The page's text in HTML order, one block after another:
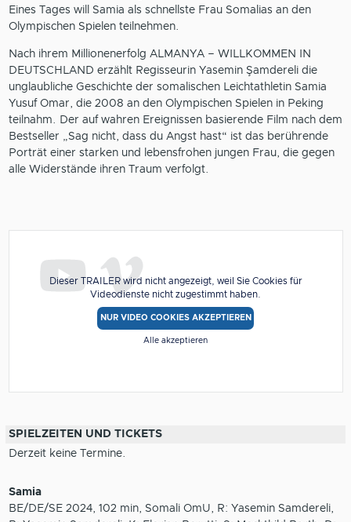
Dieser TRAILER wird nicht angezeigt, weil Sie Cookies für
Videodienste nicht zugestimmt haben.
NUR VIDEO COOKIES AKZEPTIEREN
Alle akzeptieren
Eines Tages will Samia als schnellste Frau Somalias an den
Olympischen Spielen teilnehmen.
Nach ihrem Millionenerfolg ALMANYA – WILLKOMMEN IN
DEUTSCHLAND erzählt Regisseurin Yasemin Şamdereli die
unglaubliche Geschichte der somalischen Leichtathletin Samia
Yusuf Omar, die 2008 an den Olympischen Spielen in Peking
teilnahm. Der auf wahren Ereignissen basierende Film nach dem
Bestseller „Sag nicht, dass du Angst hast“ ist das berührende
Porträt einer starken und lebensfrohen jungen Frau, die gegen
alle Widerstände ihren Traum verfolgt.
SPIELZEITEN UND TICKETS
Derzeit keine Termine.
Samia
BE/DE/SE 2024, 102 min, Somali OmU, R: Yasemin Samdereli,